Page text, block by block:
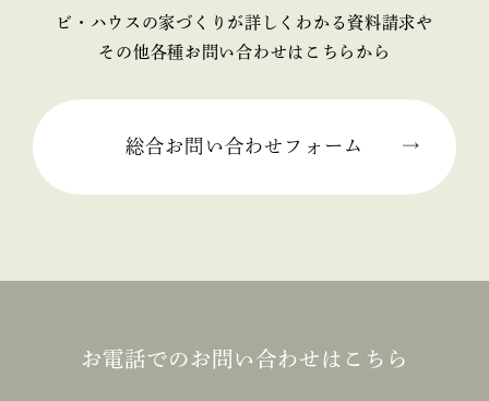
ビ・ハウスの家づくりが詳しくわかる資料請求や
その他各種お問い合わせはこちらから
総合お問い合わせフォーム
お電話でのお問い合わせはこちら